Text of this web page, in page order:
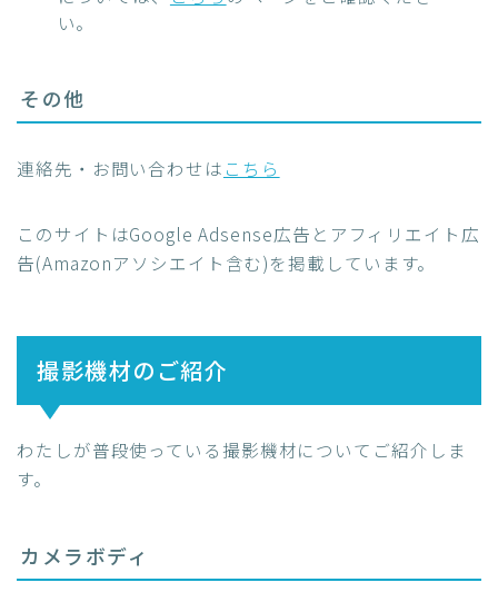
い。
その他
連絡先・お問い合わせは こちら
このサイトはGoogle Adsense広告とアフィリエイト広
告(Amazonアソシエイト含む)を掲載しています。
撮影機材のご紹介
わたしが普段使っている撮影機材についてご紹介しま
す。
カメラボディ